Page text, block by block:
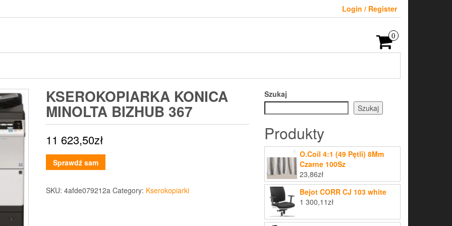
Login / Register
0
KSEROKOPIARKA KONICA
MINOLTA BIZHUB 367
11 623,50zł
Sprawdź sam
SKU: 4afde079212a Category: Kserokopiarki
Szukaj
Szukaj
Produkty
O.Coil 4:1 (49 Pętli) 8Mm
Czarne 100Sz
23,86zł
Bejot CORR CJ 103 white
1 300,11zł